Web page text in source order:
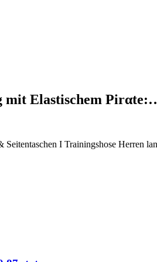
mit Elastischem
I Trainingshose Herren